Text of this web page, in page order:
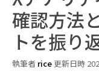
確認方法
トを振り
執筆者 rice更新日時